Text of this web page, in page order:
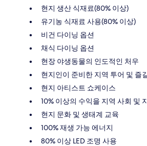
현지 생산 식재료(80% 이상)
유기농 식재료 사용(80% 이상)
비건 다이닝 옵션
채식 다이닝 옵션
현장 야생동물의 인도적인 처우
현지인이 준비한 지역 투어 및 즐
현지 아티스트 쇼케이스
10% 이상의 수익을 지역 사회 및
현지 문화 및 생태계 교육
100% 재생 가능 에너지
80% 이상 LED 조명 사용